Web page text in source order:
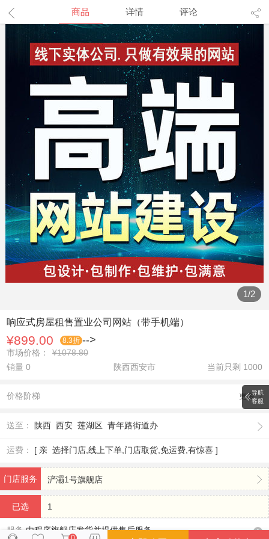
商品 详情 评论
1/2
响应式房屋租售置业公司网站（带手机端）
¥899.00 8.3折 -->
市场价格：
¥1078.80
销量 0
陕西西安市 当前只剩 1000
价格阶梯 更多
送至： 陕西 西安 莲湖区 青年路街道办
运费： [ 亲 选择门店,线上下单,门店取货,免运费,有惊喜 ]
门店服务 浐灞1号旗舰店
已选 1
服务 由程序旗舰店发货并提供售后服务。
导航
客服